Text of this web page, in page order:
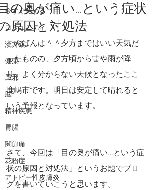
今すぐ始める
コミュニティ
漢方薬
健康
風邪
脳
精神疾患
胃腸
関節痛
花粉症
アトピー性皮膚炎
の奥が痛い…という症状
原因と対処法
こんばんは＾＾夕方まではいい天気だ
ったものの、夕方頃から雷や雨が降
り、よく分からない天候となったここ
鹿嶋市です。明日は安定して晴れると
いう予報となっています。
さて、今回は「目の奥が痛い…という症
状の原因と対処法」というお題でブロ
グを書いていこうと思います。